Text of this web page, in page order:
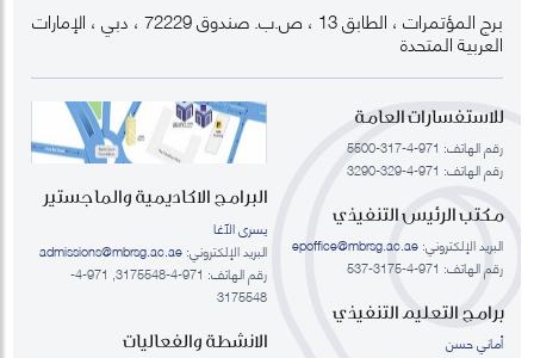
برج المؤتمرات ، الطابق 13 ، ص.ب. صندوق 72229 ، دبي ، الإمارات
العربية المتحدة
للاستفسارات العامة
رقم الهاتف: 971-4-317-5500
رقم الهاتف: 971-4-329-3290
مكتب الرئيس التنفيذي
البريد الإلكتروني:epoffice@mbrsg.ac.ae
رقم الهاتف: 971-4-3175-537
برامج التعليم التنفيذي
أماني حسن
البرامج الاكاديمية والماجستير
يسرى الآغا
البريد الإلكتروني: admissions@mbrsg.ac.ae
رقم الهاتف: 971-4-3175548, 971-4-
3175548
الانشطة والفعاليات